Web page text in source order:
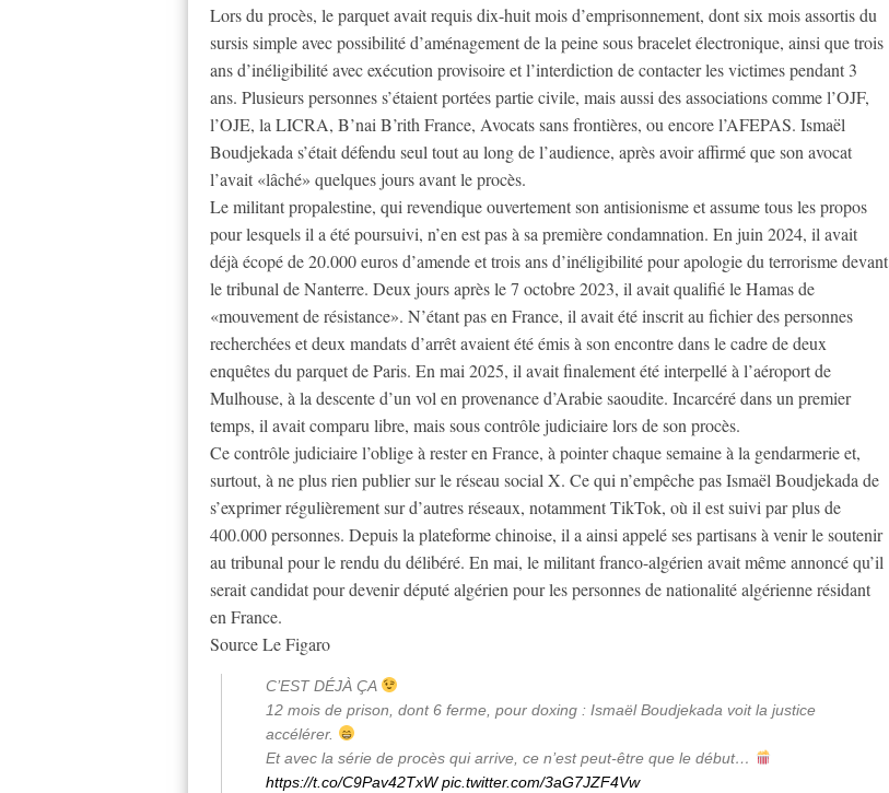
Lors du procès, le parquet avait requis dix-huit mois d’emprisonnement, dont six mois assortis du
sursis simple avec possibilité d’aménagement de la peine sous bracelet électronique, ainsi que trois
ans d’inéligibilité avec exécution provisoire et l’interdiction de contacter les victimes pendant 3
ans. Plusieurs personnes s’étaient portées partie civile, mais aussi des associations comme l’OJF,
l’OJE, la LICRA, B’nai B’rith France, Avocats sans frontières, ou encore l’AFEPAS. Ismaël
Boudjekada s’était défendu seul tout au long de l’audience, après avoir affirmé que son avocat
l’avait «lâché» quelques jours avant le procès.
Le militant propalestine, qui revendique ouvertement son antisionisme et assume tous les propos
pour lesquels il a été poursuivi, n’en est pas à sa première condamnation. En juin 2024, il avait
déjà écopé de 20.000 euros d’amende et trois ans d’inéligibilité pour apologie du terrorisme devant
le tribunal de Nanterre. Deux jours après le 7 octobre 2023, il avait qualifié le Hamas de
«mouvement de résistance». N’étant pas en France, il avait été inscrit au fichier des personnes
recherchées et deux mandats d’arrêt avaient été émis à son encontre dans le cadre de deux
enquêtes du parquet de Paris. En mai 2025, il avait finalement été interpellé à l’aéroport de
Mulhouse, à la descente d’un vol en provenance d’Arabie saoudite. Incarcéré dans un premier
temps, il avait comparu libre, mais sous contrôle judiciaire lors de son procès.
Ce contrôle judiciaire l’oblige à rester en France, à pointer chaque semaine à la gendarmerie et,
surtout, à ne plus rien publier sur le réseau social X. Ce qui n’empêche pas Ismaël Boudjekada de
s’exprimer régulièrement sur d’autres réseaux, notamment TikTok, où il est suivi par plus de
400.000 personnes. Depuis la plateforme chinoise, il a ainsi appelé ses partisans à venir le soutenir
au tribunal pour le rendu du délibéré. En mai, le militant franco-algérien avait même annoncé qu’il
serait candidat pour devenir député algérien pour les personnes de nationalité algérienne résidant
en France.
Source Le Figaro
C’EST DÉJÀ ÇA
12 mois de prison, dont 6 ferme, pour doxing : Ismaël Boudjekada voit la justice
accélérer.
Et avec la série de procès qui arrive, ce n’est peut-être que le début…
https://t.co/C9Pav42TxW pic.twitter.com/3aG7JZF4Vw